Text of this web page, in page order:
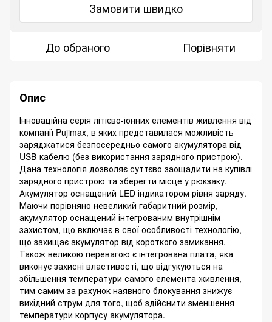
Замовити швидко
До обраного Порівняти
Опис
Інноваційна серія літієво-іонних елементів живлення від
компанії Pujimax, в яких представилася можливість
заряджатися безпосередньо самого акумулятора від
USB-кабелю (без використання зарядного пристрою).
Дана технологія дозволяє суттєво заощадити на купівлі
зарядного пристрою та зберегти місце у рюкзаку.
Акумулятор оснащений LED індикатором рівня заряду.
Маючи порівняно невеликий габаритний розмір,
акумулятор оснащений інтегрованим внутрішнім
захистом, що включає в свої особливості технологію,
що захищає акумулятор від короткого замикання.
Також великою перевагою є інтегрована плата, яка
виконує захисні властивості, що відгукуються на
збільшення температури самого елемента живлення,
тим самим за рахунок наявного блокування знижує
вихідний струм для того, щоб здійснити зменшення
температури корпусу акумулятора.